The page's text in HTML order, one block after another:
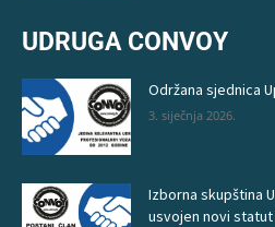
UDRUGA CONVOY
Održana sjednica
3. siječnja 2026.
Izborna skupština
usvojen novi